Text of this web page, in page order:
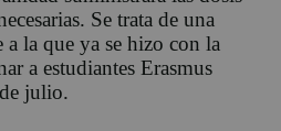
Se trata de una
la que ya se hizo con la
a estudiantes Erasmus
julio.